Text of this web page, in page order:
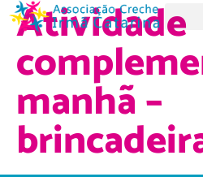
Atividade
manhã –